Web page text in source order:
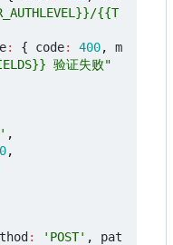
{{T
: { code: 400,
m
验证失败"
,
,
: 'POST' ,
pat